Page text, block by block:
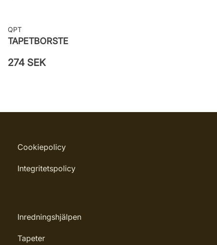
QPT
TAPETBORSTE
274 SEK
Cookiepolicy
Integritetspolicy
Inredningshjälpen
Tapeter